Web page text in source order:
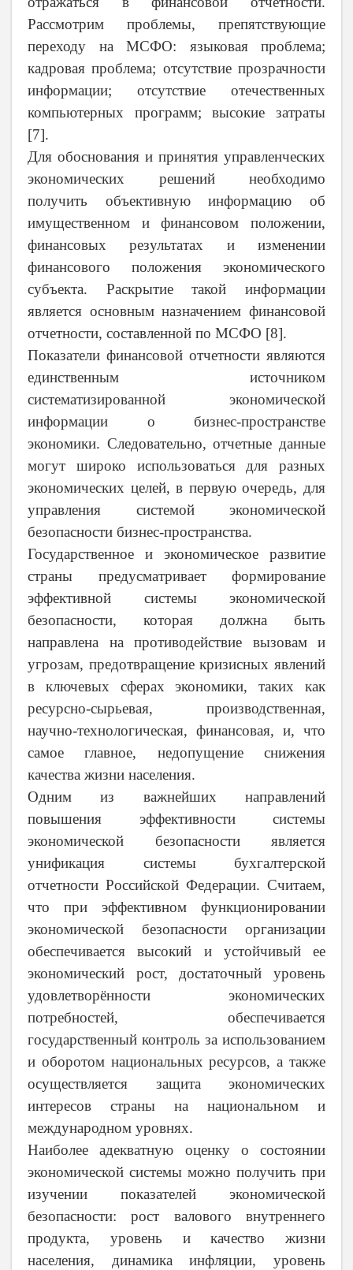
Рассмотрим проблемы, препятствующие
переходу на МСФО: языковая проблема;
кадровая проблема; отсутствие прозрачности
информации; отсутствие отечественных
компьютерных программ; высокие затраты
[7].
Для обоснования и принятия управленческих
экономических решений необходимо
получить объективную информацию об
имущественном и финансовом положении,
финансовых результатах и изменении
финансового положения экономического
субъекта. Раскрытие такой информации
является основным назначением финансовой
отчетности, составленной по МСФО [8].
Показатели финансовой отчетности являются
единственным источником
систематизированной экономической
информации о бизнес-пространстве
экономики. Следовательно, отчетные данные
могут широко использоваться для разных
экономических целей, в первую очередь, для
управления системой экономической
безопасности бизнес-пространства.
Государственное и экономическое развитие
страны предусматривает формирование
эффективной системы экономической
безопасности, которая должна быть
направлена на противодействие вызовам и
угрозам, предотвращение кризисных явлений
в ключевых сферах экономики, таких как
ресурсно-сырьевая, производственная,
научно-технологическая, финансовая, и, что
самое главное, недопущение снижения
качества жизни населения.
Одним из важнейших направлений
повышения эффективности системы
экономической безопасности является
унификация системы бухгалтерской
отчетности Российской Федерации. Считаем,
что при эффективном функционировании
экономической безопасности организации
обеспечивается высокий и устойчивый ее
экономический рост, достаточный уровень
удовлетворённости экономических
потребностей, обеспечивается
государственный контроль за использованием
и оборотом национальных ресурсов, а также
осуществляется защита экономических
интересов страны на национальном и
международном уровнях.
Наиболее адекватную оценку о состоянии
экономической системы можно получить при
изучении показателей экономической
безопасности: рост валового внутреннего
продукта, уровень и качество жизни
населения, динамика инфляции, уровень